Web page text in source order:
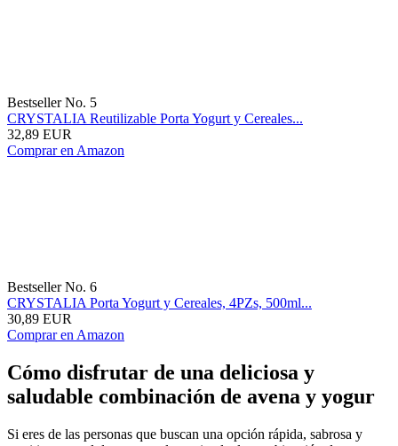
Bestseller No. 5
CRYSTALIA Reutilizable Porta Yogurt y Cereales...
32,89 EUR
Comprar en Amazon
Bestseller No. 6
CRYSTALIA Porta Yogurt y Cereales, 4PZs, 500ml...
30,89 EUR
Comprar en Amazon
Cómo disfrutar de una deliciosa y
saludable combinación de avena y yogur
Si eres de las personas que buscan una opción rápida, sabrosa y